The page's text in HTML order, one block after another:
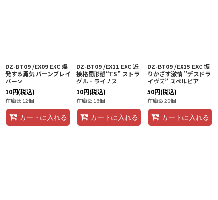
DZ-BT09 /EX09 EXC 爆
発する勇気 バーンブレイ
バーン
10円(税込)
在庫数 12個
カートに入れる
DZ-BT09 /EX11 EXC 近
接格闘形態“TS” ストラ
グル・ライノス
10円(税込)
在庫数 16個
カートに入れる
DZ-BT09 /EX15 EXC 振
りかざす激情 ”デスドラ
イヴズ” スペルビア
50円(税込)
在庫数 20個
カートに入れる